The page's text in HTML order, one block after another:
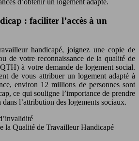
: faciliter l’accès à un
handicapé, joignez une copie de
de votre reconnaissance de la qualité de
à votre demande de logement social.
de vous attribuer un logement adapté à
environ 12 millions de personnes sont
ce qui souligne l’importance de prendre
l’attribution des logements sociaux.
la Qualité de Travailleur Handicapé